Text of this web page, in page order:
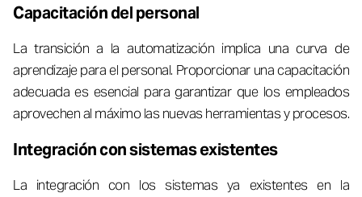
Capacitación del personal
La transición a la automatización implica una curva de
aprendizaje para el personal. Proporcionar una capacitación
adecuada es esencial para garantizar que los empleados
aprovechen al máximo las nuevas herramientas y procesos.
Integración con sistemas existentes
La integración con los sistemas ya existentes en la